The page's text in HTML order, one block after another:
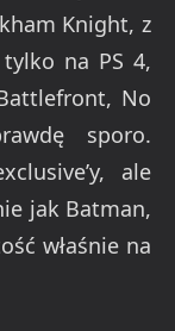
Knight, z
na PS 4,
No
sporo.
ale
jak Batman,
właśnie na